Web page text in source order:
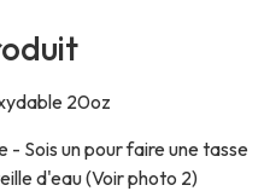
20oz
- Sois un pour faire une tasse
d'eau (Voir photo 2)